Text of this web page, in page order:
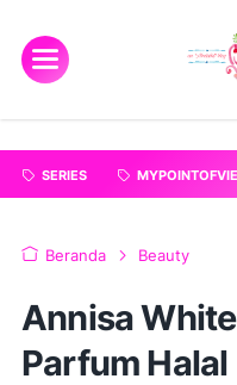
SERIES
Beranda Beauty
Annisa
Parfum Halal